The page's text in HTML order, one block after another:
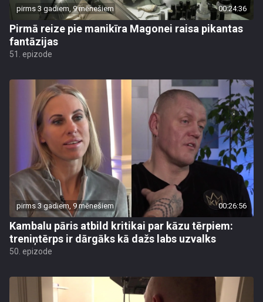
pirms 3 gadiem, 9 mēnešiem 00:24:36
Pirmā reize pie manikīra Magonei raisa pikantas
fantāzijas
51. epizode
pirms 3 gadiem, 9 mēnešiem 00:26:56
Kambalu pāris atbild kritikai par kāzu tērpiem:
treniņtērps ir dārgāks kā dažs labs uzvalks
50. epizode